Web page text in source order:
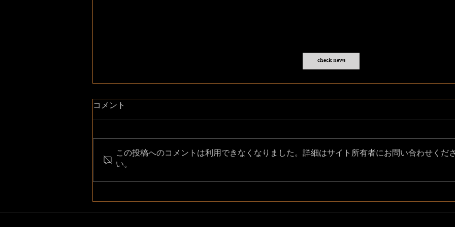
check news
コメント
この投稿へのコメントは利用できなくなりました。詳細はサイト所有者にお問い合わせくだ
い。